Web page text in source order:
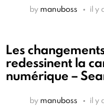
by manuboss il y
Les
redessinent la
numérique –
by manuboss il y